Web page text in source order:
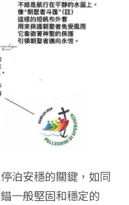
泊安穩的關鍵，如同
一般堅固和穩定的